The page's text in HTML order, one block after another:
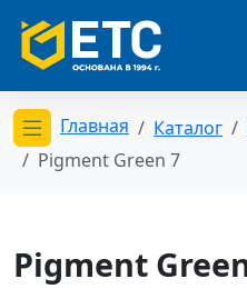
Открыть меню
Главная Каталог
Pigment Green 7
Pigment